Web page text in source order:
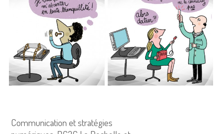
Communication et stratégies